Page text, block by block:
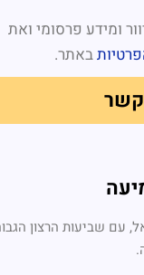
ומידע פרסומי ואת
באתר.
קשר
עם שביעות הרצון